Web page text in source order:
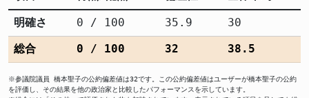
明確さ 0 / 100 35.9
30
総合
0 / 100 32 38.5
※参議院議員 橋本聖子の公約偏差値は32です。この公約偏差値はユーザーが橋本聖子の公約
を評価し、その結果を他の政治家と比較したパフォーマンスを示しています。